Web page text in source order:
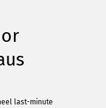
last-minute